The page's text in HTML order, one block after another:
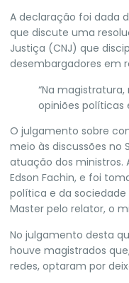
A declaração foi dada
que discute uma
Justiça (CNJ) que
desembargadores em
“Na
opiniões políticas
O julgamento sobre
meio às discussões no
atuação dos ministros.
Edson Fachin, e foi
política e da
Master pelo relator, o
No julgamento desta
houve magistrados
redes, optaram por